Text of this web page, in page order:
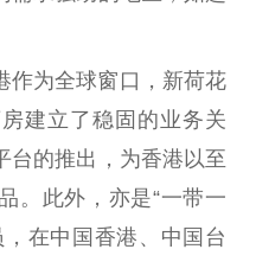
作为全球窗口，新荷花
建立了稳固的业务关
台的推出，为香港 以至
。此外，亦是“一带一
，在中国 香港 、 中国 台